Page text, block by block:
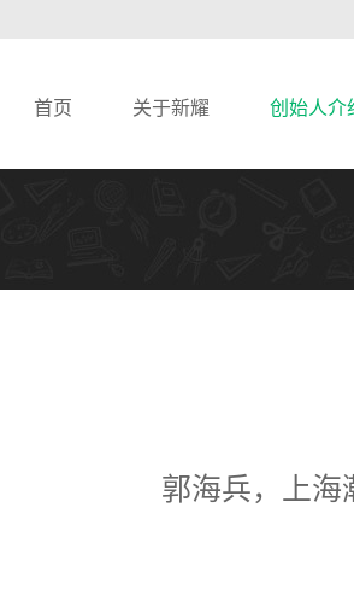
首页 关于新耀 创始人介
郭海兵，上海